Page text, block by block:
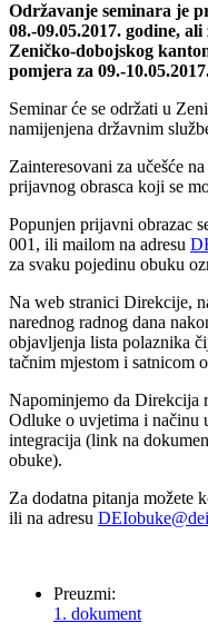
Održavanje seminara je
08.-09.05.2017. godine,
Zeničko-dobojskog
pomjera za 09.-
Seminar će se održati u
namijenjena državnim
Zainteresovani za učešće
prijavnog obrasca koji se
Popunjen prijavni obrazac
001, ili mailom na adresu
za svaku pojedinu obuku
Na web stranici Direkcije,
narednog radnog dana
objavljenja lista polaznika
tačnim mjestom i satnicom
Napominjemo da Direkcija
Odluke o uvjetima i načinu
integracija (link na
obuke).
Za dodatna pitanja možete
ili na adresu
Preuzmi:
1. dokument